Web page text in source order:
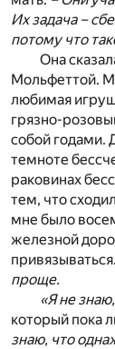
Их задача –
потому что
Она
Мольфеттой.
любимая
грязно-
собой годами.
темноте
раковинах
тем, что
мне было
железной
привязываться.
проще.
«Я не
который пока
знаю, что